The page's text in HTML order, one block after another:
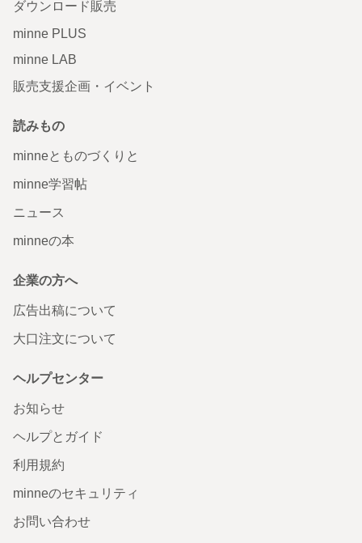
ダウンロード販売
minne PLUS
minne LAB
販売支援企画・イベント
読みもの
minneとものづくりと
minne学習帖
ニュース
minneの本
企業の方へ
広告出稿について
大口注文について
ヘルプセンター
お知らせ
ヘルプとガイド
利用規約
minneのセキュリティ
お問い合わせ